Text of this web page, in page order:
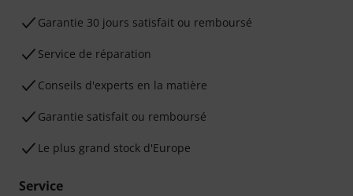
Garantie 30 jours satisfait ou remboursé
Service de réparation
Conseils d'experts en la matière
Garantie satisfait ou remboursé
Le plus grand stock d'Europe
Service